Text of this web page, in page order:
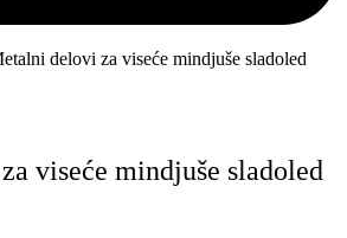
delovi za viseće mindjuše sladoled
viseće mindjuše sladoled